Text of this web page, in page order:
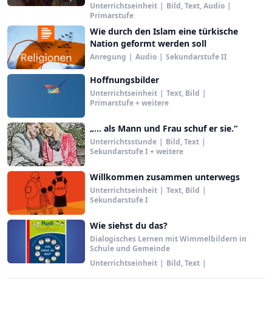
Unterrichtseinheit | Bild, Text, Audio |
Primarstufe
Wie durch den Islam eine türkische
Nation geformt werden soll
Anregung | Audio | Sekundarstufe II
Hoffnungsbilder
Unterrichtseinheit | Text, Bild |
Primarstufe + weitere
„... als Mann und Frau schuf er sie.“
Unterrichtsstunde | Bild, Text |
Sekundarstufe I + weitere
Willkommen zusammen unterwegs
Unterrichtseinheit | Text, Bild |
Sekundarstufe I
Wie siehst du das?
Dialogisches Lernen mit Wimmelbildern in
Schule und Gemeinde
Unterrichtseinheit | Bild, Text |